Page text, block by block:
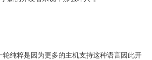
轮纯粹是因为更多的主机支持这种语言因此开